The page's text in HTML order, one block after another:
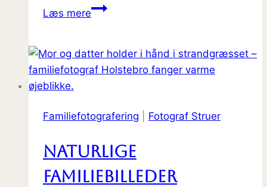
Læs mereNår
vejen
Familiefotografering Fotograf Struer
Naturlige
Familiebilleder